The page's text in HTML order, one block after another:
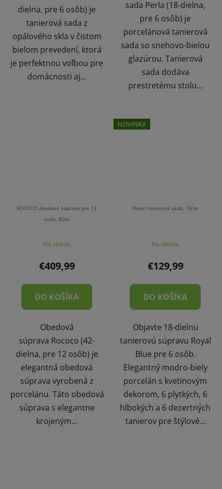
dielna, pre 6 osôb) je
tanierová sada z
opálového skla v čistom
bielom prevedení, ktorá
je perfektnou voľbou pre
domácnosti aj...
sada Perla (18-dielna,
pre 6 osôb) je
porcelánová tanierová
sada so snehovo-bielou
glazúrou. Tanierová
sada dodáva
prestretému stolu...
ROCOCO obedová súprava pre 12
osôb, 82ks
Na sklade
€409,99
DO KOŠÍKA
Obedová
súprava Rococo (42-
dielna, pre 12 osôb) je
elegantná obedová
súprava vyrobená z
porcelánu. Táto obedová
súprava s elegantne
krojeným...
NOVINKA
Royal tanierová sada, 18 ks
Na sklade
€129,99
DO KOŠÍKA
Objavte 18-dielnu
tanierovú súpravu Royal
Blue pre 6 osôb.
Elegantný modro-biely
porcelán s kvetinovým
dekorom, 6 plytkých, 6
hlbokých a 6 dezertných
tanierov pre štýlové...